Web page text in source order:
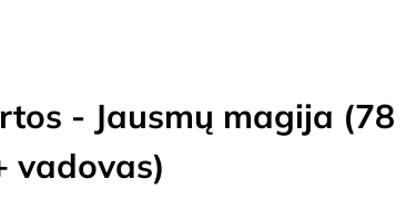
- Jausmų magija (78
vadovas)